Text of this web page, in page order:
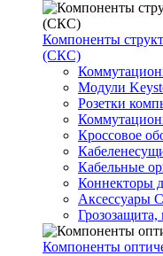
Компоненты
(СКС)
Модули
Розетки
Кроссовое
Кабельные
Коннекторы
Аксессуары
Компоненты